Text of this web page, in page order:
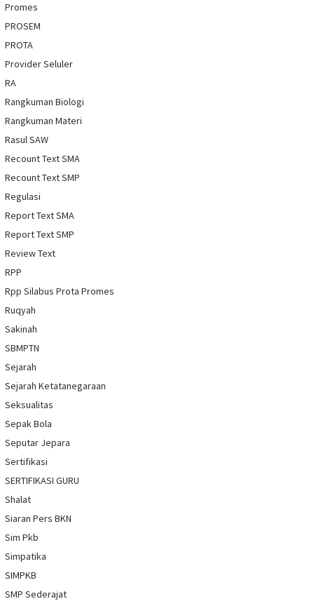
Promes
PROSEM
PROTA
Provider Seluler
RA
Rangkuman Biologi
Rangkuman Materi
Rasul SAW
Recount Text SMA
Recount Text SMP
Regulasi
Report Text SMA
Report Text SMP
Review Text
RPP
Rpp Silabus Prota Promes
Ruqyah
Sakinah
SBMPTN
Sejarah
Sejarah Ketatanegaraan
Seksualitas
Sepak Bola
Seputar Jepara
Sertifikasi
SERTIFIKASI GURU
Shalat
Siaran Pers BKN
Sim Pkb
Simpatika
SIMPKB
SMP Sederajat